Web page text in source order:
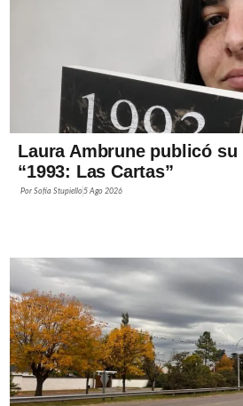
Laura Ambrune publicó
“1993: Las Cartas”
PorSofía Stupiello 5 Ago 2026